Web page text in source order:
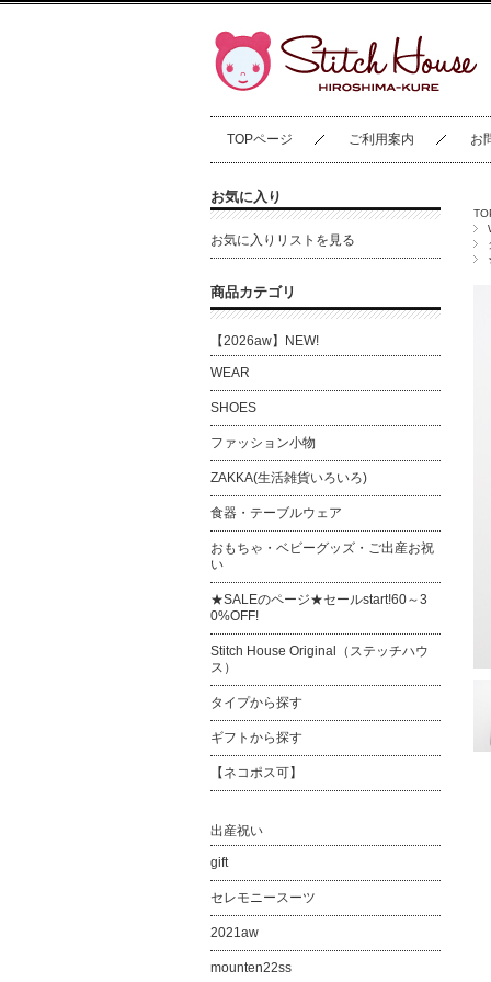
TOPページ ご利用案内 お
お気に入り
お気に入りリストを見る
商品カテゴリ
【2026aw】NEW!
WEAR
SHOES
ファッション小物
ZAKKA(生活雑貨いろいろ)
食器・テーブルウェア
おもちゃ・ベビーグッズ・ご出産お祝
い
★SALEのページ★セールstart!60～3
0%OFF!
Stitch House Original（ステッチハウ
ス）
タイプから探す
ギフトから探す
【ネコポス可】
出産祝い
gift
セレモニースーツ
2021aw
mounten22ss